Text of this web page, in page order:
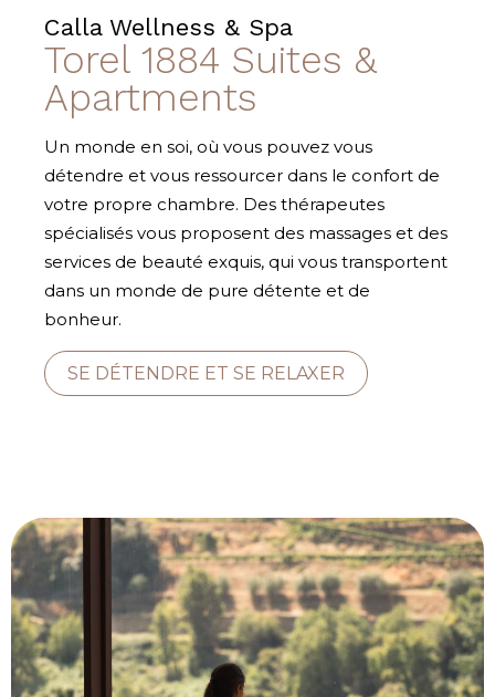
Calla Wellness & Spa
Torel 1884 Suites &
Apartments
Un monde en soi, où vous pouvez vous
détendre et vous ressourcer dans le confort de
votre propre chambre. Des thérapeutes
spécialisés vous proposent des massages et des
services de beauté exquis, qui vous transportent
dans un monde de pure détente et de
bonheur.
SE DÉTENDRE ET SE RELAXER